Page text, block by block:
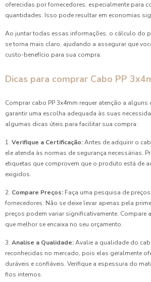
oferecidas por fornecedores, especialmente para
quantidades. Isso pode resultar em economias
Ao juntar todas essas informações, o cálculo do
se torna mais claro, ajudando a assegurar que
custo-benefício para sua compra.
Dicas para comprar Cabo PP
Comprar cabo PP 3x4mm requer atenção a
garantir uma escolha adequada às suas
algumas dicas úteis para facilitar sua compra:
1. Verifique a Certificação:Antes de adquirir o
ele atenda às normas de segurança necessárias.
etiquetas que comprovem que o produto está de
exigidos.
2. Compare Preços: Faça uma pesquisa de
fornecedores. Não se deixe levar apenas pela
preços podem variar significativamente. Compare
que melhor se encaixa no seu orçamento.
3. Analise a Qualidade:Avalie a qualidade do
reconhecidas no mercado, pois elas geralmente
duráveis e confiáveis. Verifique a espessura do
fios internos.